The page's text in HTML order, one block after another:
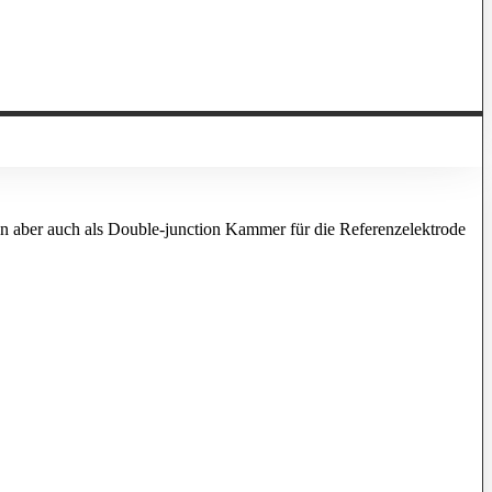
auch als Double-junction Kammer für die Referenzelektrode